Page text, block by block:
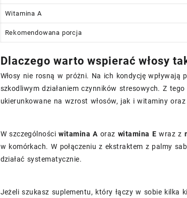
Witamina A
Rekomendowana porcja
Dlaczego warto wspierać włosy
Włosy nie rosną w próżni. Na ich kondycję
szkodliwym działaniem czynników stresowych. Z tego
ukierunkowane na wzrost włosów, jak i witaminy
W szczególnościwitamina A oraz witamina E wraz z
w komórkach. W połączeniu z ekstraktem z palmy
działać systematycznie.
Jeżeli szukasz suplementu, który łączy w sobie kilka